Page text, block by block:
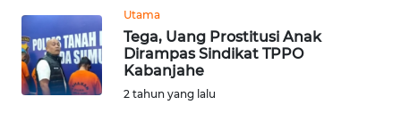
Utama
Tega, Uang Prostitusi Anak
Dirampas Sindikat TPPO
Kabanjahe
2 tahun yang lalu
WN
KALSEL